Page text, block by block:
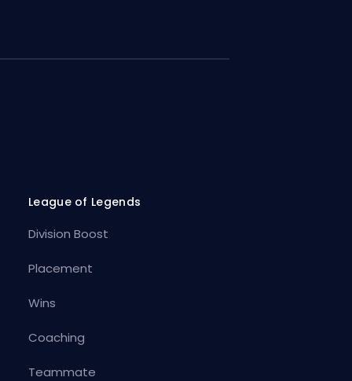
League of Legends
Division Boost
Placement
Wins
Coaching
Teammate